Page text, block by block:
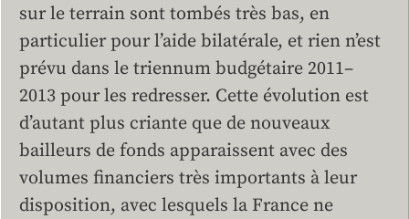
sur le terrain sont tombés très bas, en
particulier pour l’aide bilatérale, et rien n’est
prévu dans le triennum budgétaire 2011–
2013 pour les redresser. Cette évolution est
d’autant plus criante que de nouveaux
bailleurs de fonds apparaissent avec des
volumes financiers très importants à leur
disposition, avec lesquels la France ne